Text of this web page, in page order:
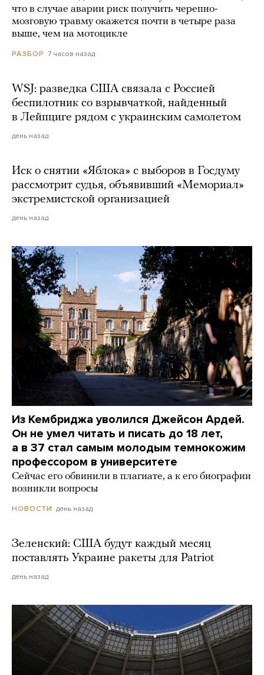
что в случае аварии риск получить черепно-
мозговую травму окажется почти в четыре раза
выше, чем на мотоцикле
РАЗБОР 7 часов назад
WSJ: разведка США связала с Россией
беспилотник со взрывчаткой, найденный
в Лейпциге рядом с украинским самолетом
день назад
Иск о снятии «Яблока» с выборов в Госдуму
рассмотрит судья, объявивший «Мемориал»
экстремистской организацией
день назад
Из Кембриджа уволился Джейсон Ардей.
Он не умел читать и писать до 18 лет,
а в 37 стал самым молодым темнокожим
профессором в университете
Сейчас его обвинили в плагиате, а к его биографии
возникли вопросы
НОВОСТИ день назад
Зеленский: США будут каждый месяц
поставлять Украине ракеты для Patriot
день назад